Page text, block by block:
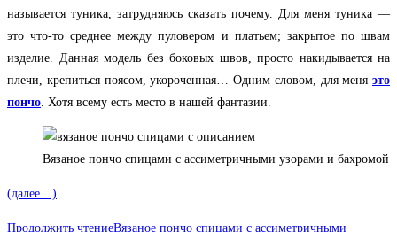
называется туника, затрудняюсь сказать почему. Для меня туника —
это что-то среднее между пуловером и платьем; закрытое по швам
изделие. Данная модель без боковых швов, просто накидывается на
плечи, крепиться поясом, укороченная… Одним словом, для меня это
пончо. Хотя всему есть место в нашей фантазии.
Вязаное пончо спицами с ассиметричными узорами и бахромой
(далее…)
Продолжить чтениеВязаное пончо спицами с ассиметричными